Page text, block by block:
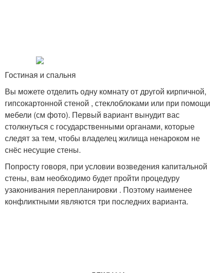
Гостиная и спальня
Вы можете отделить одну комнату от другой кирпичной,
гипсокартонной стеной , стеклоблоками или при помощи
мебели (см фото). Первый вариант вынудит вас
столкнуться с государственными органами, которые
следят за тем, чтобы владелец жилища ненароком не
снёс несущие стены.
Попросту говоря, при условии возведения капитальной
стены, вам необходимо будет пройти процедуру
узаконивания перепланировки . Поэтому наименее
конфликтными являются три последних варианта.